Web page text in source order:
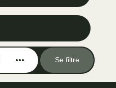
Se filtre